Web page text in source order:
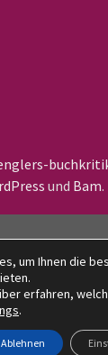
und Bam.
um Ihnen die
erfahren,
.
Ablehnen